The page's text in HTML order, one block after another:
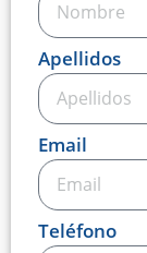
Apellidos
Email
Teléfono